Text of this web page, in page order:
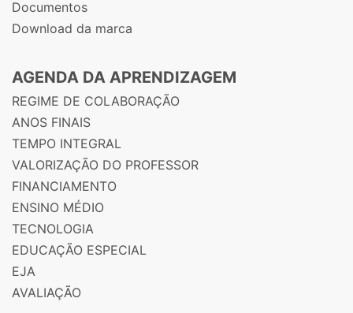
Documentos
Download da marca
AGENDA DA APRENDIZAGEM
REGIME DE COLABORAÇÃO
ANOS FINAIS
TEMPO INTEGRAL
VALORIZAÇÃO DO PROFESSOR
FINANCIAMENTO
ENSINO MÉDIO
TECNOLOGIA
EDUCAÇÃO ESPECIAL
EJA
AVALIAÇÃO